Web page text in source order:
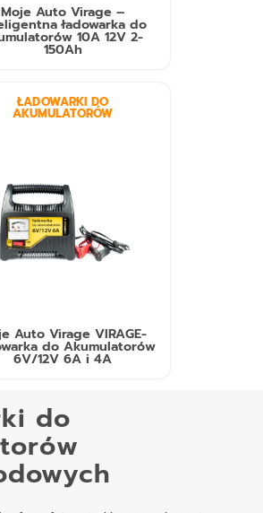
Moje Auto Virage –
ładowarka do
10A 12V 2-
150Ah
ŁADOWARKI DO
AKUMULATORÓW
Auto Virage VIRAGE-
do Akumulatorów
6V/12V 6A i 4A
do